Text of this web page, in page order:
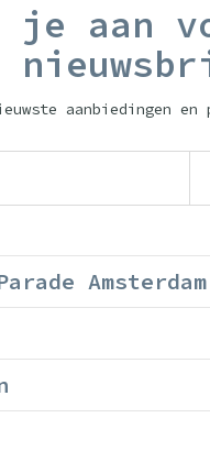
je aan
aanbiedingen en
Amsterdam